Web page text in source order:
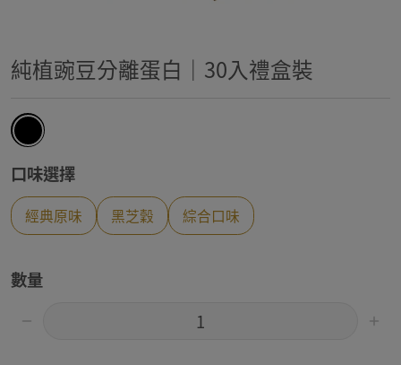
純植豌豆分離蛋白｜30入禮盒裝
口味選擇
經典原味 黑芝穀 綜合口味
數量